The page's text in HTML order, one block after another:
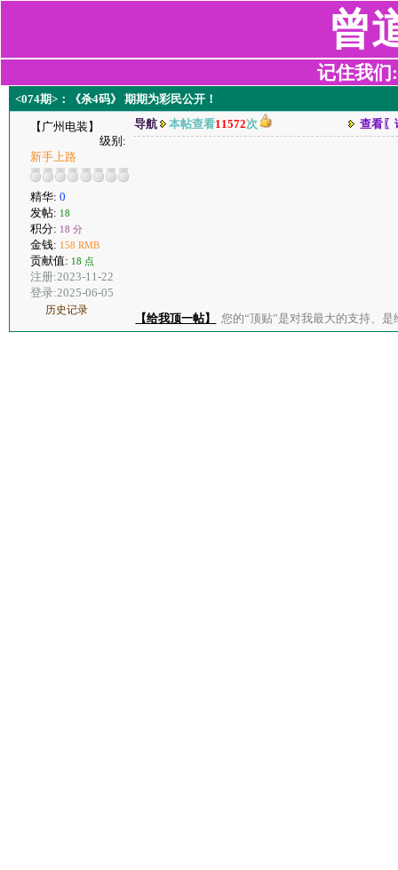
曾
记住我们
<074期>：《杀4码》 期期为彩民公开！
【广州电装】
级别:
新手上路
精华: 0
发帖: 18
积分: 18 分
金钱: 158 RMB
贡献值: 18 点
注册:2023-11-22
登录:2025-06-05
历史记录
导航 本帖查看11572次 查看〖
【给我顶一帖】 您的“顶贴”是对我最大的支持、